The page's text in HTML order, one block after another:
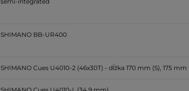
SHIMANO BB-UR400
SHIMANO Cues U4010-2 (46x30T) - dĺžka 170 mm (S), 175 mm